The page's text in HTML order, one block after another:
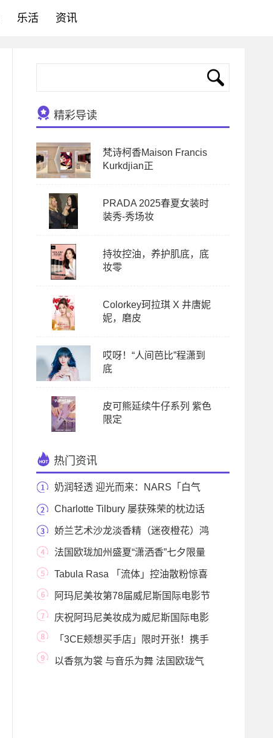
乐活 资讯
精彩导读
梵诗柯香Maison Francis
Kurkdjian正
PRADA 2025春夏女装时
装秀-秀场妆
持妆控油，养护肌底，底
妆零
Colorkey珂拉琪 X 井唐妮
妮，磨皮
哎呀！“人间芭比”程潇到
底
皮可熊延续牛仔系列 紫色
限定
热门资讯
奶润轻透 迎光而来：NARS「白气
垫」水凝光润防护
Charlotte Tilbury 屡获殊荣的枕边话
系列推出全新产
娇兰艺术沙龙淡香精（迷夜橙花）鸿
运娇龙限量
法国欧珑加州盛夏“潇洒香”七夕限量
版 潇洒人
Tabula Rasa 「流体」控油散粉惊喜
上市，如流体轻
阿玛尼美妆第78届威尼斯国际电影节
日报#9月2日
庆祝阿玛尼美妆成为威尼斯国际电影
节官方主力「3CE颊想买手店」限时开张！携手
天猫小黑盒首
以香氛为裳 与音乐为舞 法国欧珑气